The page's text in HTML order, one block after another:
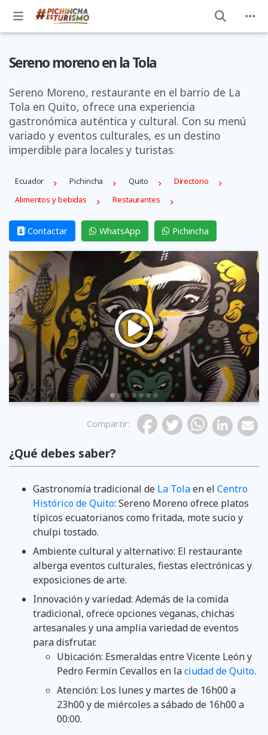
Sereno moreno en la Tola
Sereno Moreno, restaurante en el barrio de La
Tola en Quito, ofrece una experiencia
gastronómica auténtica y cultural. Con su menú
variado y eventos culturales, es un destino
imperdible para locales y turistas.
Ecuador Pichincha Quito
Directorio
Alimentos y bebidas
Restaurantes
Contactar WhatsApp Pichincha
Previous
Compartir:
¿Qué debes saber?
Gastronomía tradicional de La Tolaen el Centro
Histórico de Quito: Sereno Moreno ofrece platos
típicos ecuatorianos como fritada, mote sucio y
chulpi tostado.
Ambiente cultural y alternativo: El restaurante
alberga eventos culturales, fiestas electrónicas y
exposiciones de arte.
Innovación y variedad: Además de la comida
tradicional, ofrece opciones veganas, chichas
artesanales y una amplia variedad de eventos
para disfrutar.
Ubicación: Esmeraldas entre Vicente León y
Pedro Fermín Cevallos en laciudad de Quito.
Atención: Los lunes y martes de 16h00 a
23h00 y de miércoles a sábado de 16h00 a
00:00.